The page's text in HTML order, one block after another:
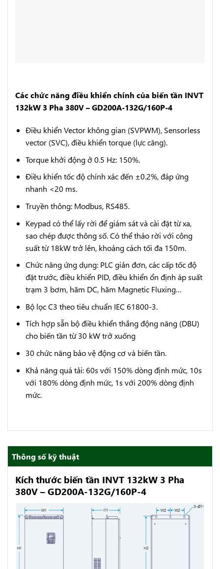
Các chức năng điều khiển chính của biến tần INVT
132kW 3 Pha 380V – GD200A-132G/160P-4
Điều khiển Vector không gian (SVPWM), Sensorless
vector (SVC), điều khiển torque (lực căng).
Torque khởi động ở 0.5 Hz: 150%.
Điều khiển tốc độ chính xác đến ±0.2%, đáp ứng
nhanh <20 ms.
Truyền thông: Modbus, RS485.
Keypad có thể lấy rời để giám sát và cài đặt từ xa,
sao chép được thông số. Có thể tháo rời với công
suất từ 18kW trở lên, khoảng cách tối đa 150m.
Chức năng ứng dụng: PLC giản đơn, các cấp tốc độ
đặt trước, điều khiển PID, điều khiển ổn định áp suất
trạm 3 bơm, hãm DC, hãm Magnetic Fluxing…
Bộ lọc C3 theo tiêu chuẩn IEC 61800-3.
Tích hợp sẵn bộ điều khiển thắng động năng (DBU)
cho biến tần từ 30 kW trở xuống
30 chức năng bảo vệ động cơ và biến tần.
Khả năng quá tải: 60s với 150% dòng định mức, 10s
với 180% dòng định mức, 1s với 200% dòng định
mức.
Thông số kỹ thuật
Kích thước biến tần INVT 132kW 3 Pha
380V – GD200A-132G/160P-4